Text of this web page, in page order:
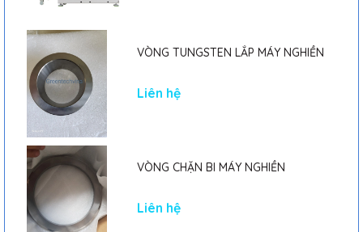
VÒNG TUNGSTEN LẮP MÁY NGHIỀN
Liên hệ
VÒNG CHẶN BI MÁY NGHIỀN
Liên hệ